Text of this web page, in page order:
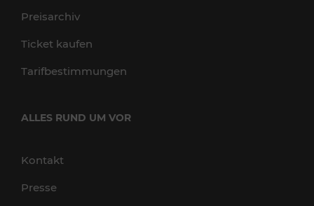
Preisarchiv
Ticket kaufen
Tarifbestimmungen
ALLES RUND UM VOR
Kontakt
Presse